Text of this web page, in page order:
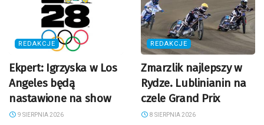
REDAKCJE
Ekpert: Igrzyska w Los
Angeles będą
nastawione na show
9 SIERPNIA 2026
REDAKCJE
Zmarzlik najlepszy w
Rydze. Lublinianin na
czele Grand Prix
8 SIERPNIA 2026